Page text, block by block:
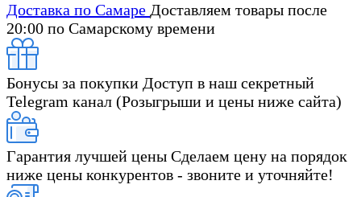
Доставка по Самаре Доставляем товары после
20:00 по Самарскому времени
Бонусы за покупки Доступ в наш секретный
Telegram канал (Розыгрыши и цены ниже сайта)
Гарантия лучшей цены Сделаем цену на порядок
ниже цены конкурентов - звоните и уточняйте!